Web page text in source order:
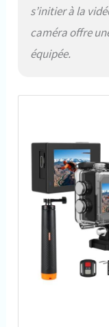
s’initier à la
caméra offre
équipée.